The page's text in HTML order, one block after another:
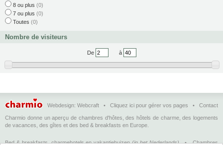
8 ou plus (0)
7 ou plus (0)
Toutes (0)
Nombre de visiteurs
De à
Webdesign: Webcraft • Cliquez ici pour gérer vos pages • Contact
Charmio donne un aperçu de chambres d'hôtes, des hôtels de charme, des logements
de vacances, des gîtes et des bed & breakfasts en Europe.
Bed & breakfasts, charmehotels en vakantiehuizen (in het Nederlands)•Chambres